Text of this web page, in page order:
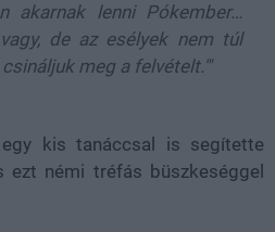
akarnak lenni Pókember…
de az esélyek nem túl
meg a felvételt.'"
kis tanáccsal is segítette
ezt némi tréfás büszkeséggel